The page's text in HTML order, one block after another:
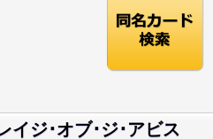
イジ･オブ･ジ･アビス